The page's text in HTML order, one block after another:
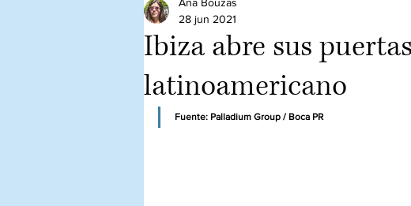
Ibiza abre sus
latinoamericano
28 jun 2021
Fuente: Palladium Group / Boca PR